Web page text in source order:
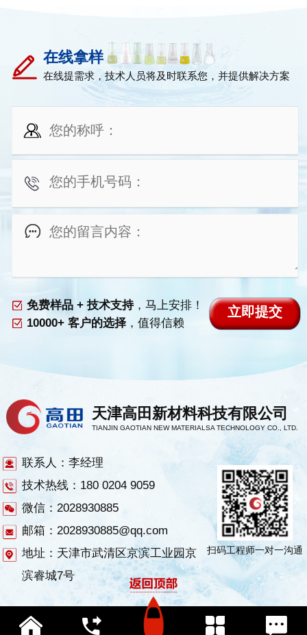
在线拿样
在线提需求，技术人员将及时联系您，并提供解决方案
免费样品 + 技术支持，马上安排！
10000+ 客户的选择，值得信赖
天津高田新材料科技有限公司
TIANJIN GAOTIAN NEW MATERIALSA TECHNOLOGY CO., LTD.
联系人：李经理
技术热线：180 0204 9059
微信：2028930885
邮箱：2028930885@qq.com
地址：天津市武清区京滨工业园京
滨睿城7号
扫码工程师一对一沟通